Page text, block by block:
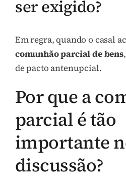
ser exigido?
Em regra, quando o casal
comunhão parcial de bens
de pacto antenupcial.
Por que a
parcial é tão
importante
discussão?